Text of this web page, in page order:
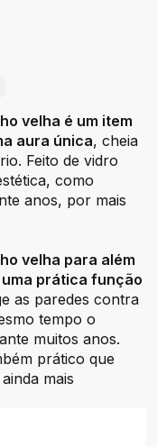
velha é um item
aura única, cheia
Feito de vidro
como
anos, por mais
velha para além
prática função
as paredes contra
tempo o
muitos anos.
prático que
mais